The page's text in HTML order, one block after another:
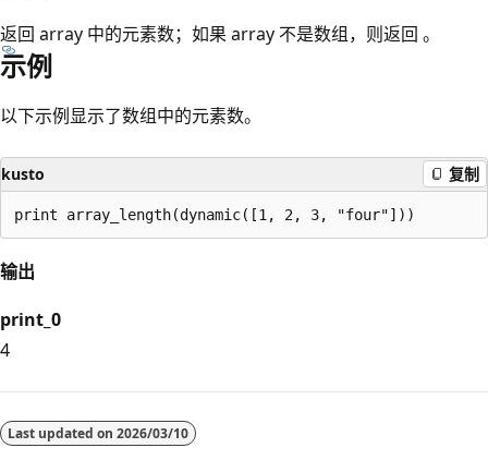
返回 array 中的元素数；如果 array 不是数组，则返回 。
示例
以下示例显示了数组中的元素数。
kusto 复制
输出
print_0
4
模Last updated on 2026/03/10